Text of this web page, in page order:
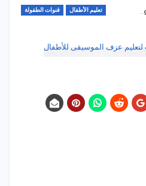
تعليم الأطفال قنوات الطفولة